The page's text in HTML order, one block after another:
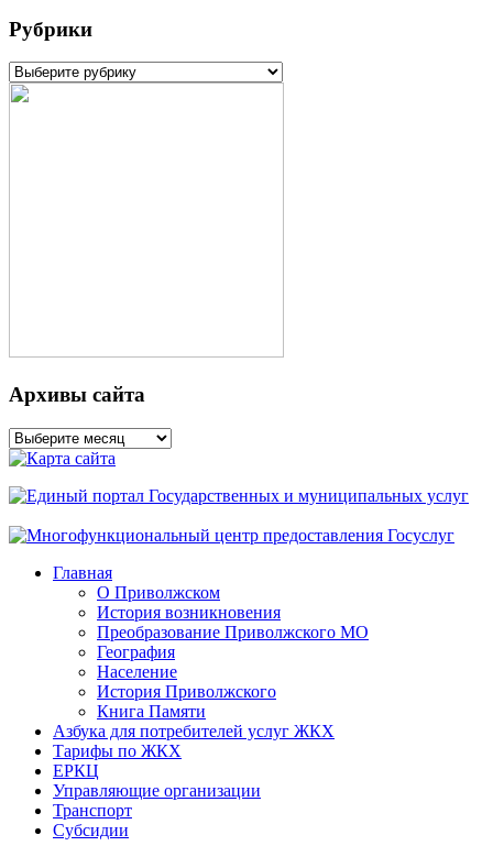
Рубрики
Рубрики
Архивы сайта
Архивы
сайта
Главная
О Приволжском
История возникновения
Преобразование Приволжского МО
География
Население
История Приволжского
Книга Памяти
Азбука для потребителей услуг ЖКХ
Тарифы по ЖКХ
ЕРКЦ
Управляющие организации
Транспорт
Субсидии